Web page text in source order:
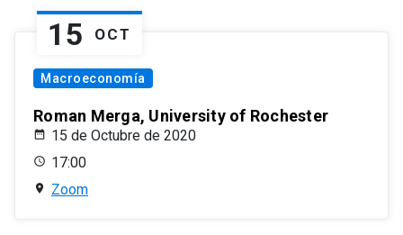
15 OCT
Macroeconomía
Roman Merga, University of Rochester
15 de Octubre de 2020
17:00
Zoom